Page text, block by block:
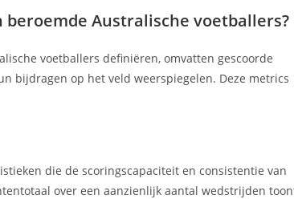
Australische voetballers?
voetballers definiëren, omvatten gescoorde
bijdragen op het veld weerspiegelen. Deze metrics
die de scoringscapaciteit en consistentie van
over een aanzienlijk aantal wedstrijden